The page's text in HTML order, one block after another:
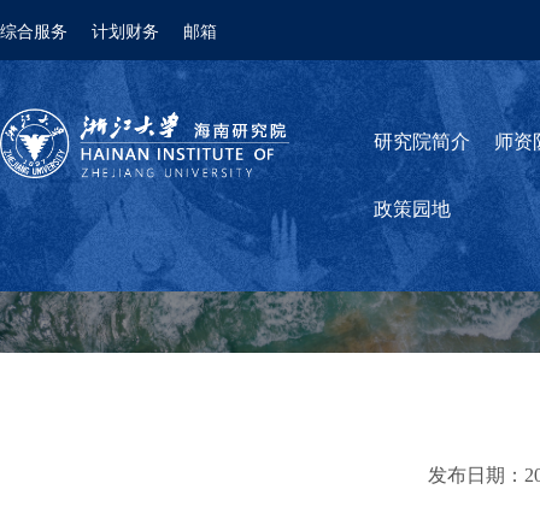
综合服务 计划财务 邮箱
研究院简介 师资
政策园地
发布日期：